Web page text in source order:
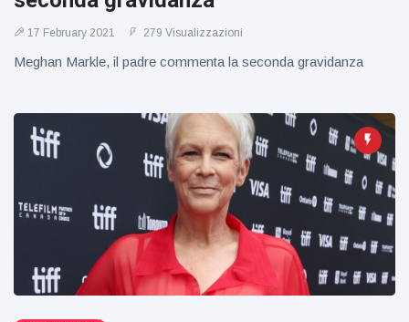
figlio dei
sogni’
17 February 2021 279 Visualizzazioni
Meghan Markle, il padre commenta la seconda gravidanza